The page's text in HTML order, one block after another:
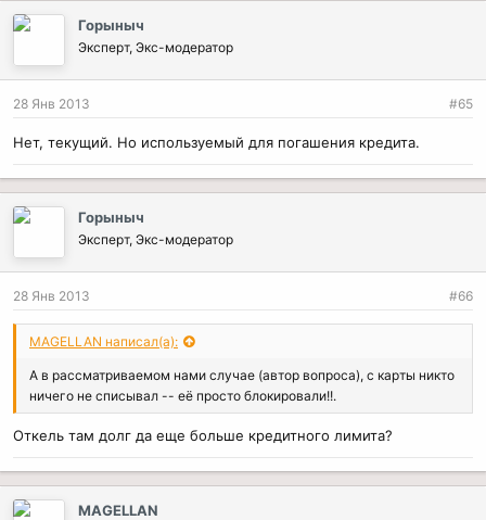
Горыныч
Эксперт, Экс-модератор
28 Янв 2013 #65
Нет, текущий. Но используемый для погашения кредита.
Горыныч
Эксперт, Экс-модератор
28 Янв 2013 #66
MAGELLAN написал(а):
А в рассматриваемом нами случае (автор вопроса), с карты никто
ничего не списывал -- её просто блокировали!!.
Откель там долг да еще больше кредитного лимита?
MAGELLAN